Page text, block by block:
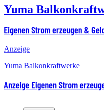
Yuma
Eigenen Strom erzeugen &
Anzeige
Yuma Balkonkraftwerke
Anzeige Eigenen Strom